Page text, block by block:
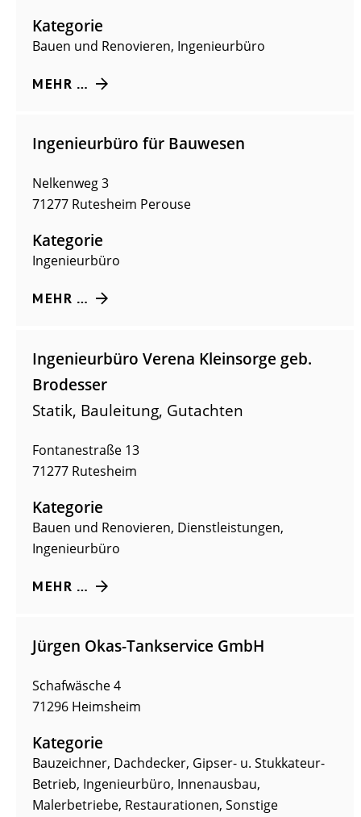
Kategorie
Bauen und Renovieren, Ingenieurbüro
MEHR …
Ingenieurbüro für Bauwesen
Nelkenweg 3
71277 Rutesheim Perouse
Kategorie
Ingenieurbüro
MEHR …
Ingenieurbüro Verena Kleinsorge geb.
Brodesser
Statik, Bauleitung, Gutachten
Fontanestraße 13
71277 Rutesheim
Kategorie
Bauen und Renovieren, Dienstleistungen,
Ingenieurbüro
MEHR …
Jürgen Okas-Tankservice GmbH
Schafwäsche 4
71296 Heimsheim
Kategorie
Bauzeichner, Dachdecker, Gipser- u. Stukkateur-
Betrieb, Ingenieurbüro, Innenausbau,
Malerbetriebe, Restaurationen, Sonstige